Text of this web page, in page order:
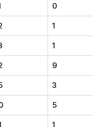
0
1
1
9
3
5
1